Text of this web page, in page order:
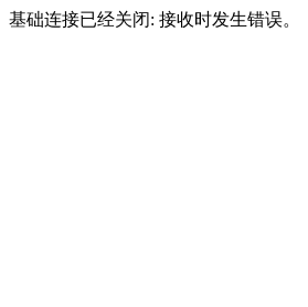
基础连接已经关闭: 接收时发生错误。